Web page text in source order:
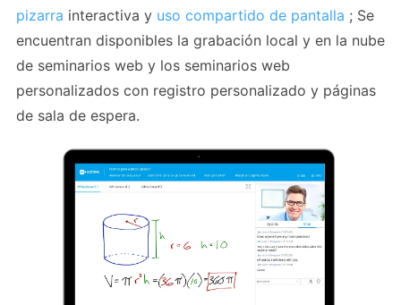
pizarra interactiva y uso compartido de pantalla ; Se
encuentran disponibles la grabación local y en la nube
de seminarios web y los seminarios web
personalizados con registro personalizado y páginas
de sala de espera.